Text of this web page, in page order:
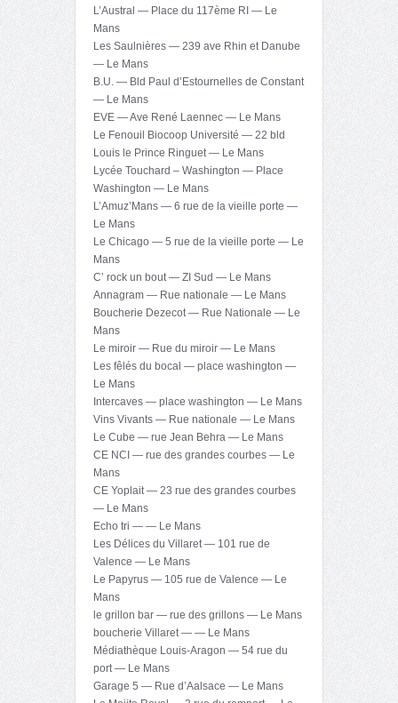
L’Austral — Place du 117ème RI — Le
Mans
Les Saulnières — 239 ave Rhin et Danube
— Le Mans
B.U. — Bld Paul d’Estournelles de Constant
— Le Mans
EVE — Ave René Laennec — Le Mans
Le Fenouil Biocoop Université — 22 bld
Louis le Prince Ringuet — Le Mans
Lycée Touchard – Washington — Place
Washington — Le Mans
L’Amuz’Mans — 6 rue de la vieille porte —
Le Mans
Le Chicago — 5 rue de la vieille porte — Le
Mans
C’ rock un bout — ZI Sud — Le Mans
Annagram — Rue nationale — Le Mans
Boucherie Dezecot — Rue Nationale — Le
Mans
Le miroir — Rue du miroir — Le Mans
Les fêlés du bocal — place washington —
Le Mans
Intercaves — place washington — Le Mans
Vins Vivants — Rue nationale — Le Mans
Le Cube — rue Jean Behra — Le Mans
CE NCI — rue des grandes courbes — Le
Mans
CE Yoplait — 23 rue des grandes courbes
— Le Mans
Echo tri — — Le Mans
Les Délices du Villaret — 101 rue de
Valence — Le Mans
Le Papyrus — 105 rue de Valence — Le
Mans
le grillon bar — rue des grillons — Le Mans
boucherie Villaret — — Le Mans
Médiathèque Louis-Aragon — 54 rue du
port — Le Mans
Garage 5 — Rue d’Aalsace — Le Mans